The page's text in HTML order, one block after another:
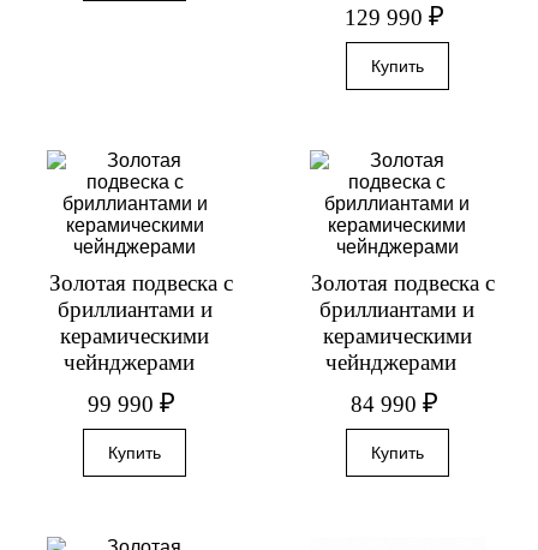
129 990 ₽
Золотая подвеска с
бриллиантами и
керамическими
чейнджерами
99 990₽
Золотая подвеска с
бриллиантами и
керамическими
чейнджерами
84 990 ₽